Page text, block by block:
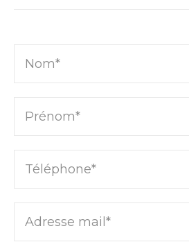
Nom*
Prénom*
Téléphone*
Adresse mail*